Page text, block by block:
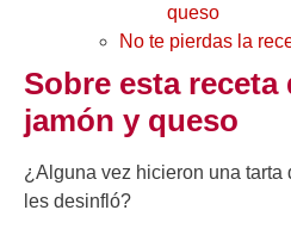
queso
No te pierdas la
Sobre esta receta
jamón y queso
¿Alguna vez hicieron una tarta
les desinfló?